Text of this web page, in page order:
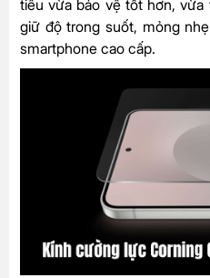
tiêu vừa bảo vệ tốt hơn, vừa
giữ độ trong suốt, mỏng
smartphone cao cấp.